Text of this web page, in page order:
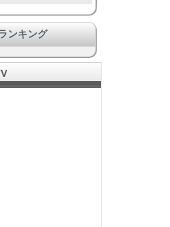
らす大型物件
ーが集う場所
Lover
ンキング